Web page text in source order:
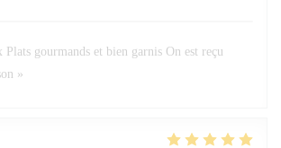
Plats gourmands et bien garnis On est reçu
»